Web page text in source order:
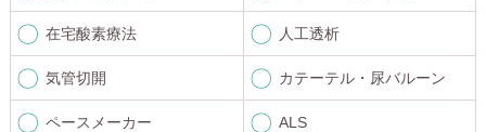
在宅酸素療法 人工透析
気管切開 カテーテル・尿バルーン
ペースメーカー ALS